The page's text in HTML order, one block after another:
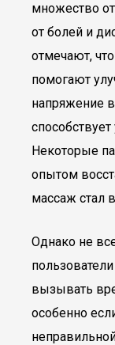
множество
от болей и
отмечают,
помогают
напряжение
Некоторые
опытом
массаж стал
Однако не
вызывать
особенно